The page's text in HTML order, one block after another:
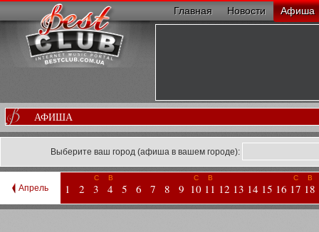
Главная Новости Афиша
АФИША
Выберите ваш город (афиша в вашем городе):
Апрель 1 2
С
3
В
4 5 6 7 8 9
С
10
В
11 12 13 14 15 16
С
17
В
18